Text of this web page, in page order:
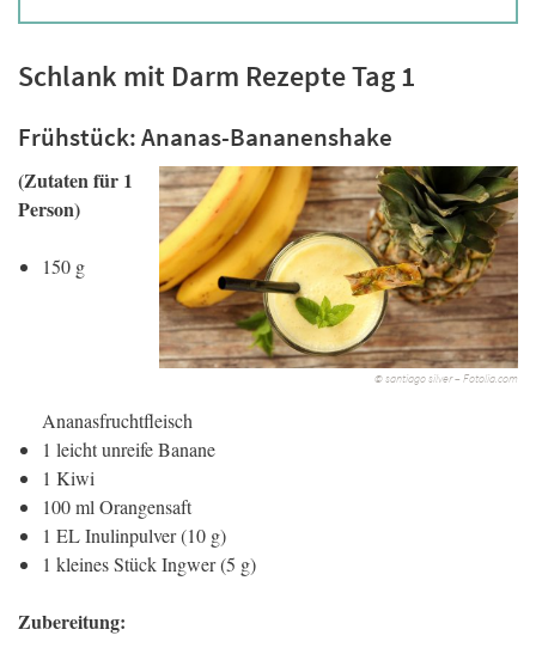
Schlank mit Darm Rezepte Tag 1
Frühstück: Ananas-Bananenshake
© santiago silver – Fotolia.com
(Zutaten für 1
Person)
150 g
Ananasfruchtfleisch
1 leicht unreife Banane
1 Kiwi
100 ml Orangensaft
1 EL Inulinpulver (10 g)
1 kleines Stück Ingwer (5 g)
Zubereitung: